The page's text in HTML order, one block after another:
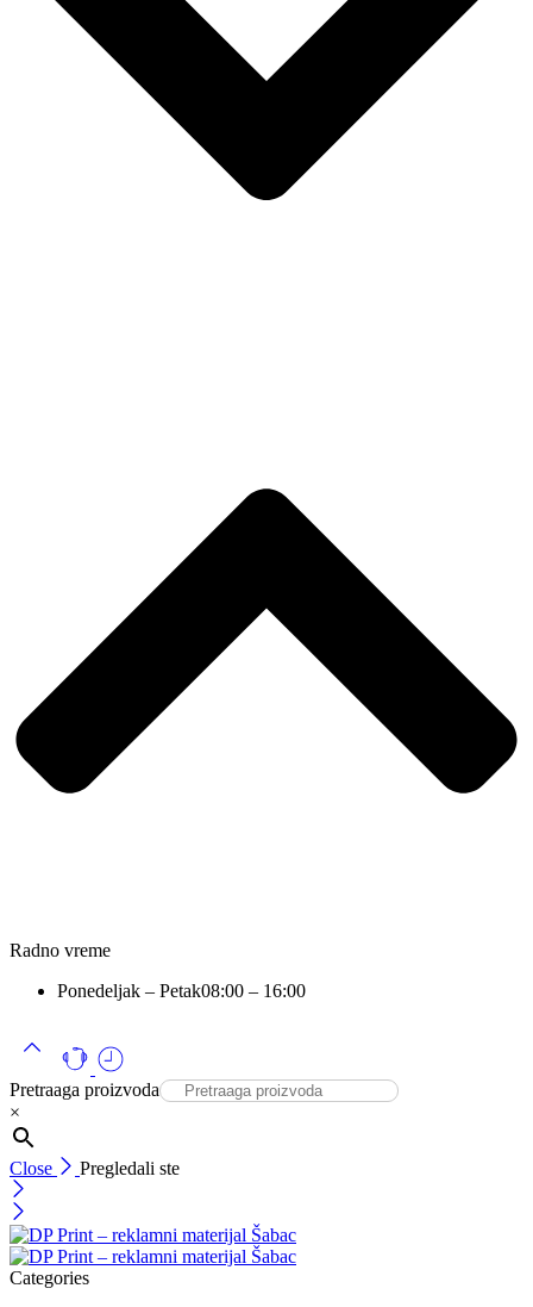
Radno vreme
Ponedeljak – Petak08:00 – 16:00
Pretraaga proizvoda
×
Close Pregledali ste
Categories